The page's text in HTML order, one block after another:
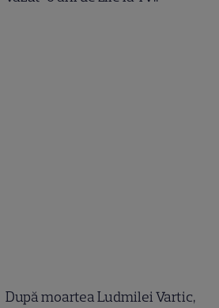
După moartea Ludmilei Vartic,